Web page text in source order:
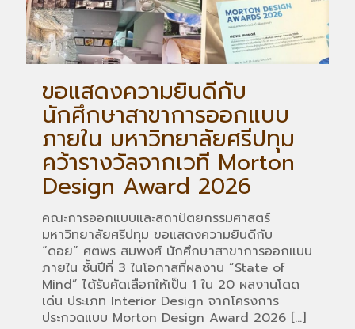
ขอแสดงความยินดีกับ
นักศึกษาสาขาการออกแบบ
ภายใน มหาวิทยาลัยศรีปทุม
คว้ารางวัลจากเวที Morton
Design Award 2026
คณะการออกแบบและสถาปัตยกรรมศาสตร์
มหาวิทยาลัยศรีปทุม ขอแสดงความยินดีกับ
“ดอย” ศตพร สมพงศ์ นักศึกษาสาขาการออกแบบ
ภายใน ชั้นปีที่ 3 ในโอกาสที่ผลงาน “State of
Mind” ได้รับคัดเลือกให้เป็น 1 ใน 20 ผลงานโดด
เด่น ประเภท Interior Design จากโครงการ
ประกวดแบบ Morton Design Award 2026 […]